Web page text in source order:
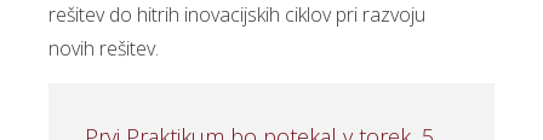
rešitev do hitrih inovacijskih ciklov pri razvoju
novih rešitev.